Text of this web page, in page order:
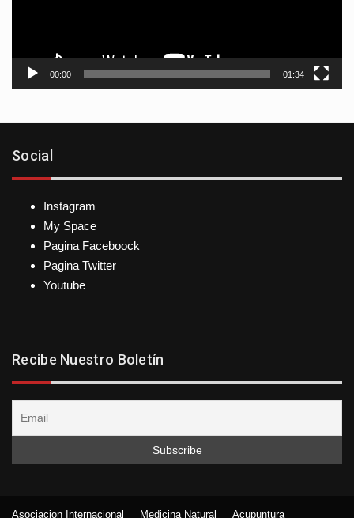
00:00 01:34
Social
Instagram
My Space
Pagina Faceboock
Pagina Twitter
Youtube
Recibe Nuestro Boletín
Asociacion Internacional Medicina Natural Acupuntura